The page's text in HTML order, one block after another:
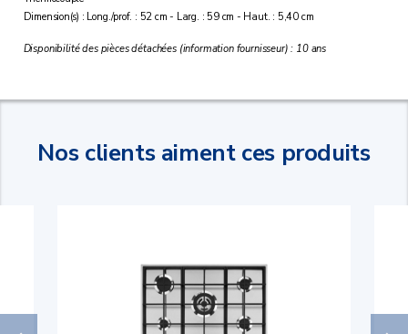
Dimension(s) : Long./prof. : 52 cm - Larg. : 59 cm - Haut. : 5,40 cm
Disponibilité des pièces détachées (information fournisseur) : 10 ans
Nos clients aiment ces produits